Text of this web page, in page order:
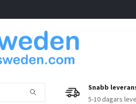
Snabb
5-10 dagars